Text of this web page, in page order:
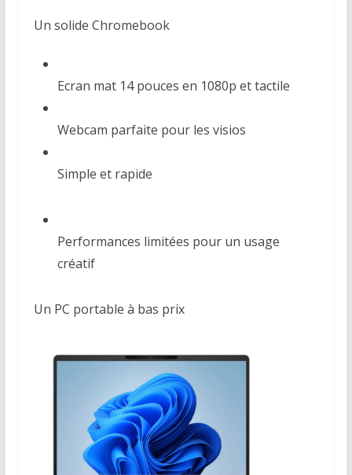
Un solide Chromebook
Ecran mat 14 pouces en 1080p et tactile
Webcam parfaite pour les visios
Simple et rapide
Performances limitées pour un usage
créatif
Un PC portable à bas prix